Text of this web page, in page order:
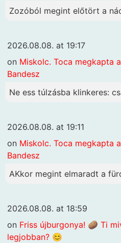
Zozóból megint előtört a
2026.08.08. at 19:17
on Miskolc. Toca megkapta
Bandesz
Ne ess túlzásba klinkeres:
2026.08.08. at 19:11
on Miskolc. Toca megkapta
Bandesz
AKkor megint elmaradt a
2026.08.08. at 18:59
on Friss újburgonya! 🥔 Ti
legjobban? 😊